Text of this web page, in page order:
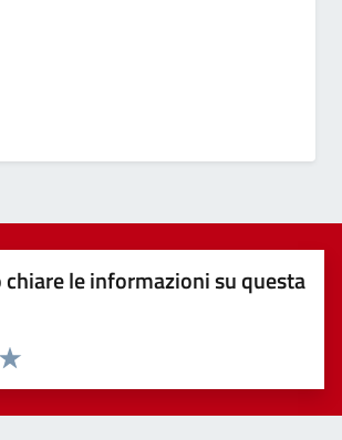
chiare le informazioni su questa
5 stelle su 5
4 stelle su 5
su 5
su 5
5